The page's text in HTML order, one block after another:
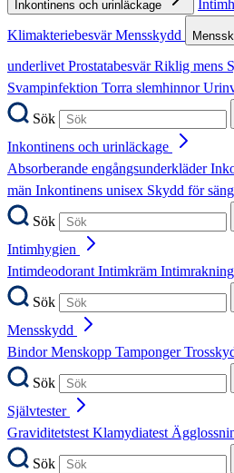
Inkontinens och urinläckage
KlimakteriebesvärMensskydd
underlivetProstatabesvärRiklig mens
Svampinfektion Torra slemhinnor
Sök
Inkontinens och urinläckage
Absorberande engångsunderkläder
män Inkontinens unisex Skydd för
Sök
Intimhygien
IntimdeodorantIntimkräm Intimrakning
Sök
Mensskydd
BindorMenskopp Tamponger
Sök
Självtester
GraviditetstestKlamydiatest
Sök